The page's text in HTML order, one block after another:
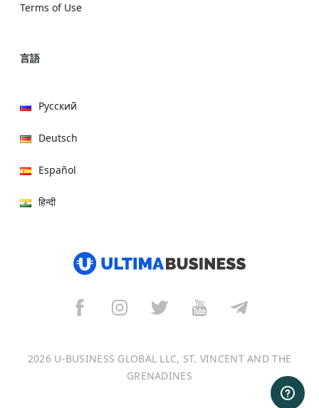
Terms of Use
言語
Русский
Deutsch
Español
हिन्दी
Português
2026 U-BUSINESS GLOBAL LLC, ST. VINCENT AND THE
GRENADINES